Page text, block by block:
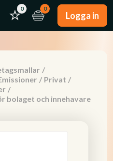
0 0
Logga in
/
/ Privat /
/
bolaget och innehavare